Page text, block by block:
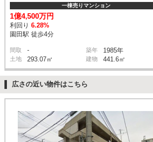
一棟売りマンション
1億4,500万円
利回り6.28%
園田駅 徒歩4分
間取 - 築年 1985年
土地 293.07㎡ 建物 441.6㎡
広さの近い物件はこちら